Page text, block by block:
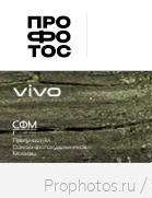
Prophotos.ru